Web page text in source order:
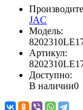
JAC
Модель:
Артикул:
Доступно:
В наличии0